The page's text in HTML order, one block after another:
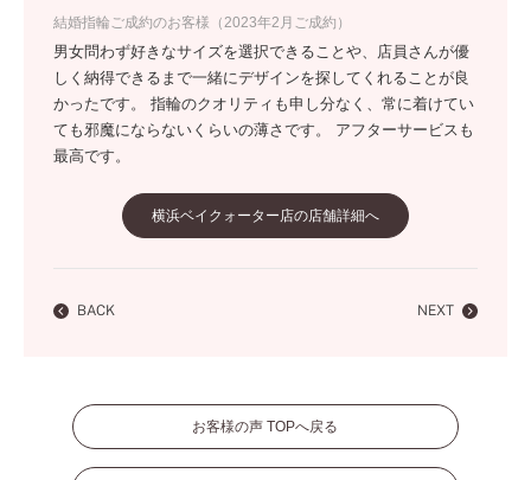
結婚指輪ご成約のお客様（2023年2月ご成約）
男女問わず好きなサイズを選択できることや、店員さんが優
しく納得できるまで一緒にデザインを探してくれることが良
かったです。 指輪のクオリティも申し分なく、常に着けてい
ても邪魔にならないくらいの薄さです。 アフターサービスも
最高です。
横浜ベイクォーター店の店舗詳細へ
BACK NEXT
お客様の声 TOPへ戻る